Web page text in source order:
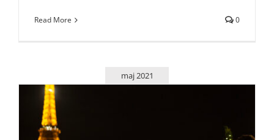
Read More 0
maj 2021